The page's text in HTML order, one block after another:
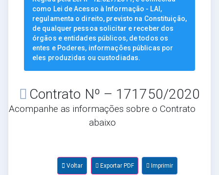
como Lei de Acesso à Informação - LAI,
regulamenta o direito, previsto na Constituição,
de qualquer pessoa solicitar e receber dos
órgãos e entidades públicos, de todos os
entes e Poderes, informações públicas por
eles produzidas ou custodiadas.
Contrato Nº – 171750/2020
Acompanhe as informações sobre o Contrato
abaixo
Voltar Exportar PDF Imprimir